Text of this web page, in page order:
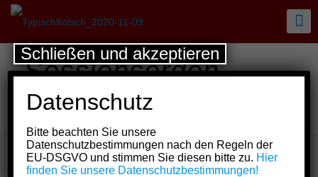
Sessionsorden
Kölsch Funke „rut-
wieß“ vun 1823 e.V.
Datenschutz
Bitte beachten Sie unsere
Datenschutzbestimmungen nach den Regeln der
EU-DSGVO und stimmen Sie diesen bitte zu. Hier
finden Sie unsere Datenschutzbestimmungen!
Schließen und akzeptieren